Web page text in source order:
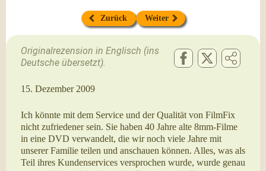
Zurück Weiter
Originalrezension in Englisch (ins
Deutsche übersetzt).
15. Dezember 2009
Ich könnte mit dem Service und der Qualität von FilmFix
nicht zufriedener sein. Sie haben 40 Jahre alte 8mm-Filme
in eine DVD verwandelt, die wir noch viele Jahre mit
unserer Familie teilen und anschauen können. Alles, was als
Teil ihres Kundenservices versprochen wurde, wurde genau